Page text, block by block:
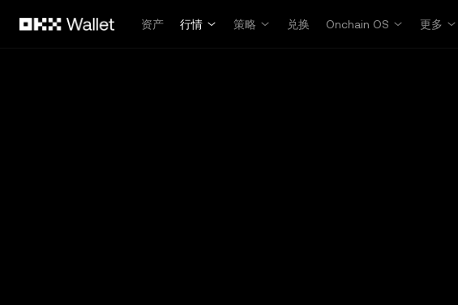
资产
行情 策略 兑换 Onchain OS 更多